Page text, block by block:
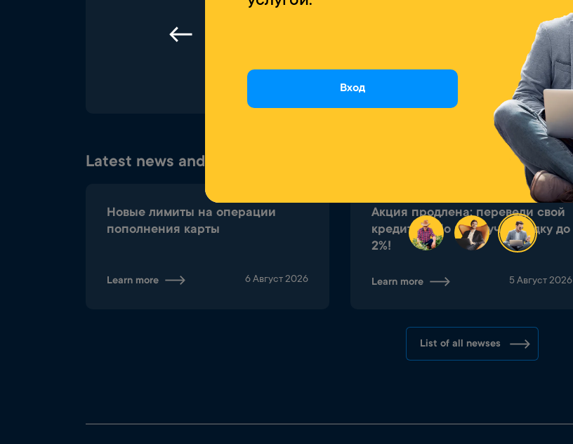
Вход
Latest news and campaigns
Новые лимиты на операции
пополнения карты
Learn more 6 Август 2026
Акция продлена: переведи свой
кредит в Yelo и получи скидку до
2%!
Learn more 5 Август 2026
List of all newses